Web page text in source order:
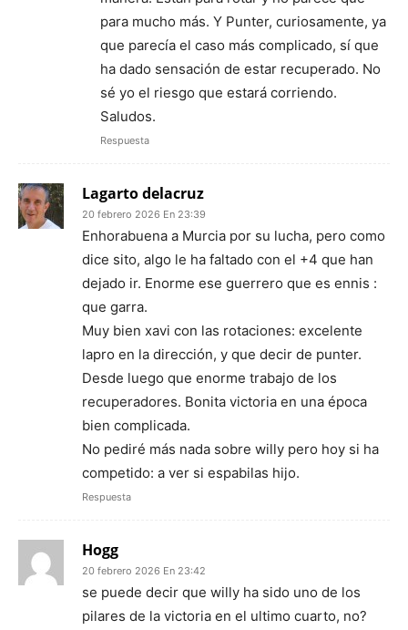
para mucho más. Y Punter, curiosamente, ya
que parecía el caso más complicado, sí que
ha dado sensación de estar recuperado. No
sé yo el riesgo que estará corriendo.
Saludos.
Respuesta
Lagarto delacruz
20 febrero 2026 En 23:39
Enhorabuena a Murcia por su lucha, pero como
dice sito, algo le ha faltado con el +4 que han
dejado ir. Enorme ese guerrero que es ennis :
que garra.
Muy bien xavi con las rotaciones: excelente
lapro en la dirección, y que decir de punter.
Desde luego que enorme trabajo de los
recuperadores. Bonita victoria en una época
bien complicada.
No pediré más nada sobre willy pero hoy si ha
competido: a ver si espabilas hijo.
Respuesta
Hogg
20 febrero 2026 En 23:42
se puede decir que willy ha sido uno de los
pilares de la victoria en el ultimo cuarto, no?